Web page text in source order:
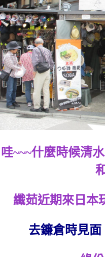
哇~~~什麼時候清
纖茹近期來日本
去鐮倉時見面